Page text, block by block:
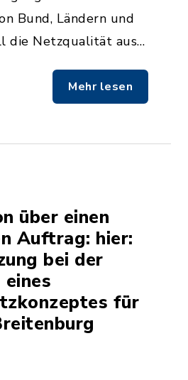
Bund, Ländern und
die Netzqualität aus…
Mehr lesen
über einen
Auftrag: hier:
bei der
für